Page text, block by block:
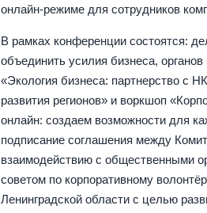
онлайн-режиме для сотрудников
В рамках конференции состоятся:
объединить усилия бизнеса,
«Экология бизнеса: партнерство с
развития регионов» и воркшоп
онлайн: создаем возможности для
подписание соглашения между
взаимодействию с общественными
советом по корпоративному
Ленинградской области с целью